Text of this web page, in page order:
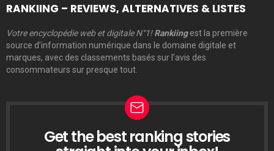
RANKIING – REVIEWS, ALTERNATIVES & LISTES
Votre encyclopédie web et digitale N°1! Rankiingest la première
source d’information numérique dans le domaine digitale et
marques, avec des classements basés sur l’avis des
consommateurs sur presque tout.
LETTRE
D’INFORMATION
Get the best ranking stories